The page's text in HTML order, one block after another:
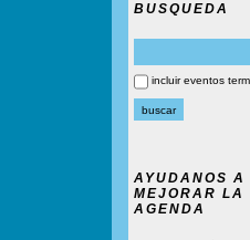
BUSQUEDA
incluir eventos
AYUDANOS A
MEJORAR LA
AGENDA